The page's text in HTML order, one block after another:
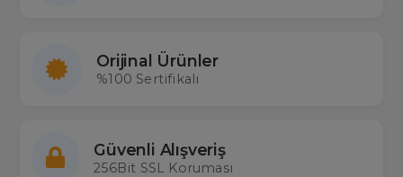
Orijinal Ürünler
%100 Sertifikalı
Güvenli Alışveriş
256Bit SSL Koruması